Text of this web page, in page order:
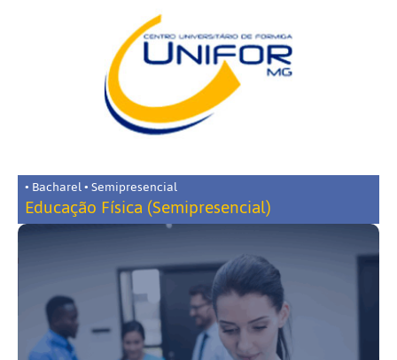
• Bacharel • Semipresencial
Educação Física (Semipresencial)